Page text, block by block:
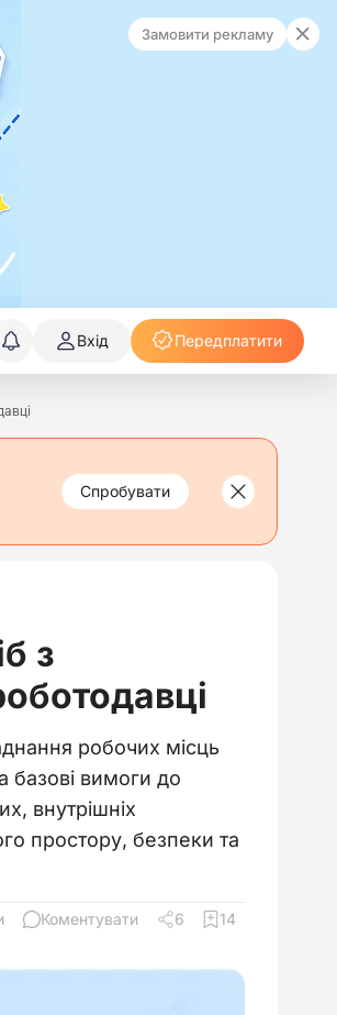
Замовити рекламу
Вхід Передплатити
Спробувати
з
робочих місць
базові вимоги до
внутрішніх
простору, безпеки та
Коментувати 6 14